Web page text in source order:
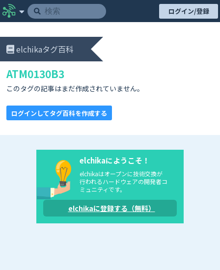
ログイン/登録
elchikaタグ百科
ATM0130B3
このタグの記事はまだ作成されていません。
ログインしてタグ百科を作成する
elchikaにようこそ！
elchikaはオープンに技術交換が
行われるハードウェアの開発者コ
ミュニティです。
elchikaに登録する（無料）